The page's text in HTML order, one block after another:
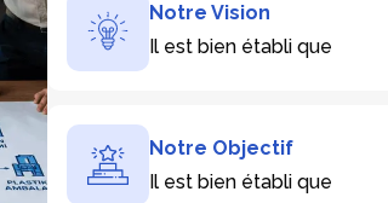
Notre Vision
Il est bien établi que
Notre Objectif
Il est bien établi que